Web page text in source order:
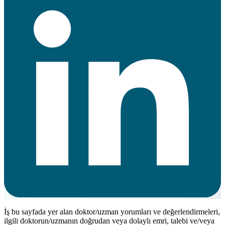
İş bu sayfada yer alan doktor/uzman yorumları ve değerlendirmeleri,
ilgili doktorun/uzmanın doğrudan veya dolaylı emri, talebi ve/veya